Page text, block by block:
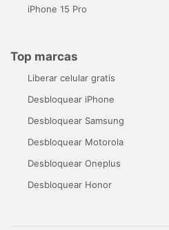
iPhone 15 Pro
Top marcas
Liberar celular gratis
Desbloquear iPhone
Desbloquear Samsung
Desbloquear Motorola
Desbloquear Oneplus
Desbloquear Honor